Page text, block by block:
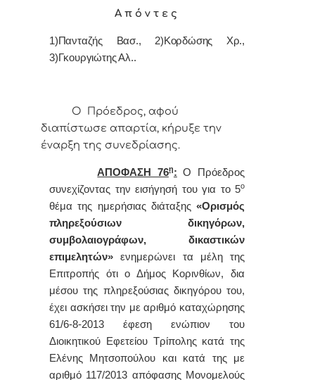
Α π ό ν τ ε ς
1)Πανταζής Βασ., 2)Κορδώσης Χρ.,
3)Γκουργιώτης Αλ..
Ο Πρόεδρος, αφού
διαπίστωσε απαρτία, κήρυξε την
έναρξη της συνεδρίασης.
ΑΠΟΦΑΣΗ 76η: Ο
Πρόεδρος
συνεχίζοντας την εισήγησή του για το 5ο
θέμα της ημερήσιας διάταξης«Ορισμός
πληρεξούσιων δικηγόρων,
συμβολαιογράφων, δικαστικών
επιμελητών»ενημερώνει τα μέλη της
Επιτροπής ότι
ο Δήμος Κορινθίων, δια
μέσου της πληρεξούσιας δικηγόρου του,
έχει ασκήσει την με αριθμό καταχώρησης
61/6-8-2013 έφεση ενώπιον του
Διοικητικού Εφετείου Τρίπολης κατά της
Ελένης Μητσοπούλου και κατά της με
αριθμό 117/2013 απόφασης Μονομελούς